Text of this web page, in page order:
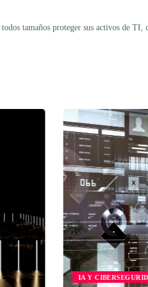
tamaños proteger sus activos de
IA Y